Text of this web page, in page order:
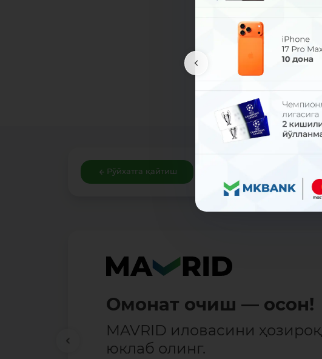
Рўйхатга қайтиш
Омонат очиш — осон!
MAVRID иловасини ҳозироқ
юклаб олинг.